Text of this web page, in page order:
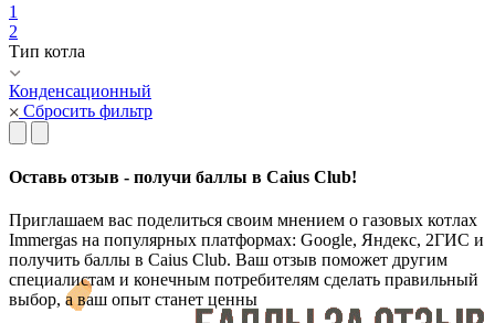
1
2
Тип котла
Конденсационный
Сбросить фильтр
Оставь отзыв - получи баллы в Caius Club!
Приглашаем вас поделиться своим мнением о газовых котлах
Immergas на популярных платформах: Google, Яндекс, 2ГИС и
получить баллы в Caius Club. Ваш отзыв поможет другим
специалистам и конечным потребителям сделать правильный
выбор, а ваш опыт станет ценны